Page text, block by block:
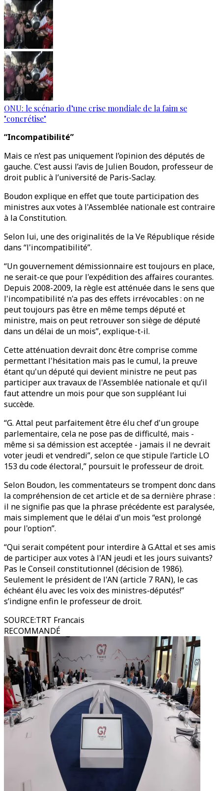
ONU: le scénario d’une crise mondiale de la faim se
"concrétise"
“Incompatibilité”
Mais ce n’est pas uniquement l’opinion des députés de
gauche. C’est aussi l’avis de Julien Boudon, professeur de
droit public à l’université de Paris-Saclay.
Boudon explique en effet que toute participation des
ministres aux votes à l'Assemblée nationale est contraire
à la Constitution.
Selon lui, une des originalités de la Ve République réside
dans “l'incompatibilité”.
“Un gouvernement démissionnaire est toujours en place,
ne serait-ce que pour l'expédition des affaires courantes.
Depuis 2008-2009, la règle est atténuée dans le sens que
l'incompatibilité n'a pas des effets irrévocables : on ne
peut toujours pas être en même temps député et
ministre, mais on peut retrouver son siège de député
dans un délai de un mois”, explique-t-il.
Cette atténuation devrait donc être comprise comme
permettant l'hésitation mais pas le cumul, la preuve
étant qu'un député qui devient ministre ne peut pas
participer aux travaux de l'Assemblée nationale et qu’il
faut attendre un mois pour que son suppléant lui
succède.
“G. Attal peut parfaitement être élu chef d'un groupe
parlementaire, cela ne pose pas de difficulté, mais -
même si sa démission est acceptée - jamais il ne devrait
voter jeudi et vendredi”, selon ce que stipule l’article LO
153 du code électoral,” poursuit le professeur de droit.
Selon Boudon, les commentateurs se trompent donc dans
la compréhension de cet article et de sa dernière phrase :
il ne signifie pas que la phrase précédente est paralysée,
mais simplement que le délai d'un mois “est prolongé
pour l'option”.
“Qui serait compétent pour interdire à G.Attal et ses amis
de participer aux votes à l'AN jeudi et les jours suivants?
Pas le Conseil constitutionnel (décision de 1986).
Seulement le président de l'AN (article 7 RAN), le cas
échéant élu avec les voix des ministres-députés!”
s’indigne enfin le professeur de droit.
SOURCE:TRT Francais
RECOMMANDÉ